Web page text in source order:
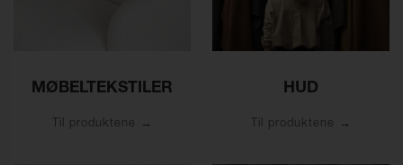
MØBELTEKSTILER
Til produktene
HUD
Til produktene